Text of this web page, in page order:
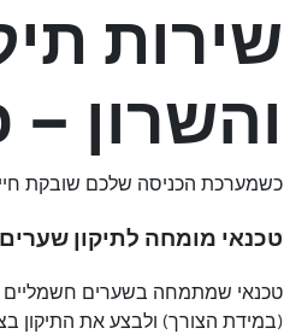
שירות
והשרון
כשמערכת הכניסה שלכם שובקת
טכנאי מומחה לתיקון
טכנאי שמתמחה בשערים חשמליים
(במידת הצורך) ולבצע את התיקון